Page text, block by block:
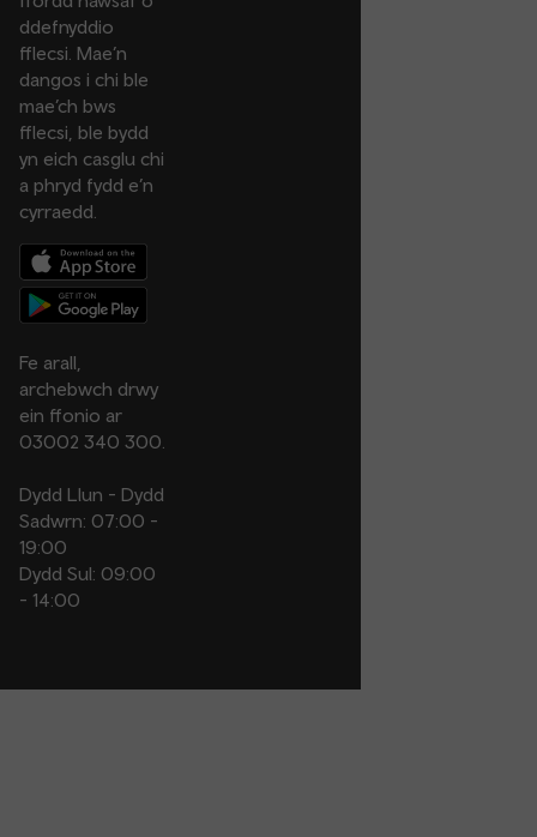
ddefnyddio
fflecsi. Mae’n
dangos i chi ble
mae’ch bws
fflecsi, ble bydd
yn eich casglu chi
a phryd fydd e’n
cyrraedd.
Fe arall,
archebwch drwy
ein ffonio ar
03002 340 300.
Dydd Llun - Dydd
Sadwrn: 07:00 -
19:00
Dydd Sul: 09:00
- 14:00